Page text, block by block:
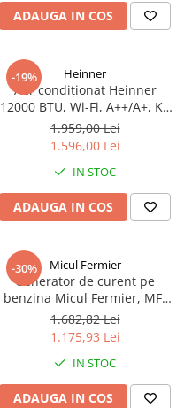
ADAUGA IN COS
-19% Heinner
Aer condiționat Heinner
12000 BTU, Wi-Fi, A++/A+, Kit
Instalare Inclus, Inverter,
Turbo, iFEEL, Silence, pentru
16-21 mp
1.959,00 Lei
1.596,00 Lei
IN STOC
ADAUGA IN COS
-30% Micul Fermier
Generator de curent pe
benzina Micul Fermier, MF-
3500, 2800W, 4Cp monofazat,
benzina, alerta nivel ulei,
protectie suprasarcina,
autonomie 6 ore
1.682,82 Lei
1.175,93 Lei
IN STOC
ADAUGA IN COS